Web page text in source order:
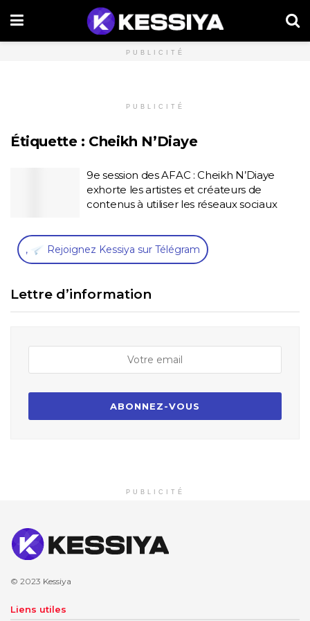
PUBLICITÉ
PUBLICITÉ
Étiquette : Cheikh N’Diaye
9e session des AFAC : Cheikh N’Diaye
exhorte les artistes et créateurs de
contenus à utiliser les réseaux sociaux
, Rejoignez Kessiya sur Télégram
Lettre d’information
PUBLICITÉ
© 2023 Kessiya
Liens utiles